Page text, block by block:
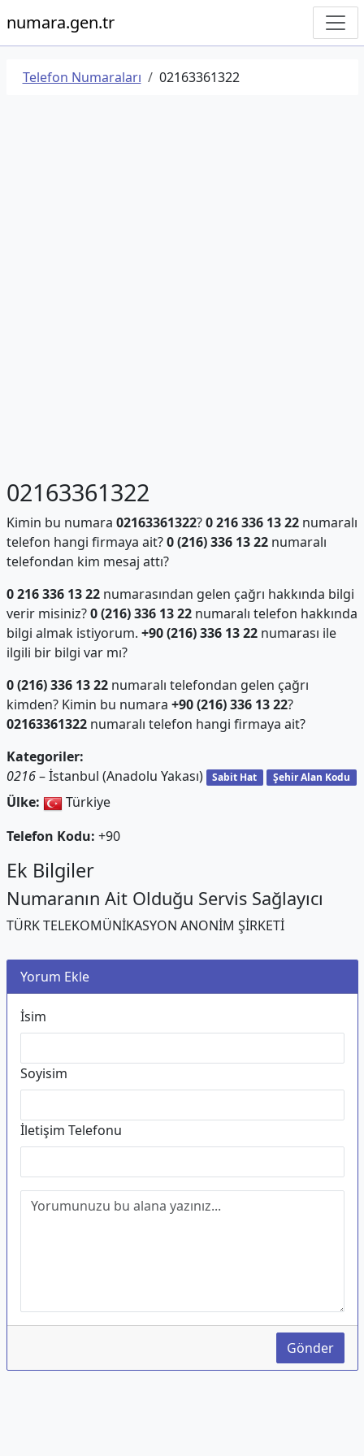
numara.gen.tr
Telefon Numaraları 02163361322
02163361322
Kimin bu numara 02163361322?0 216 336 13 22numaralı
telefon hangi firmaya ait?0 (216) 336 13 22numaralı
telefondan kim mesaj attı?
0 216 336 13 22numarasından gelen çağrı hakkında bilgi
verir misiniz?0 (216) 336 13 22numaralı telefon hakkında
bilgi almak istiyorum. +90 (216) 336 13 22numarası ile
ilgili bir bilgi var mı?
0 (216) 336 13 22numaralı telefondan gelen çağrı
kimden? Kimin bu numara +90 (216) 336 13 22?
02163361322numaralı telefon hangi firmaya ait?
Kategoriler:
0216– İstanbul (Anadolu Yakası) Sabit Hat Şehir Alan Kodu
Ülke:
Türkiye
Telefon Kodu: +90
Ek Bilgiler
Numaranın Ait Olduğu Servis Sağlayıcı
TÜRK TELEKOMÜNİKASYON ANONİM ŞİRKETİ
Yorum Ekle
İsim
Soyisim
İletişim Telefonu
Gönder